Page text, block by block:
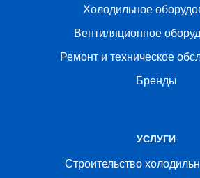
Холодильное
Вентиляционное
Ремонт и техническое
Бренды
УСЛУГИ
Строительство